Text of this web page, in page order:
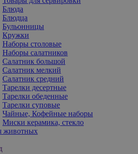
Блюда
Блюдца
Бульонницы
Кружки
Наборы столовые
Наборы салатников
Салатник большой
Салатник мелкий
Салатник средний
Тарелки десертные
Тарелки обеденные
Тарелки суповые
Чайные, Кофейные наборы
Миски керамика, стекло
животных